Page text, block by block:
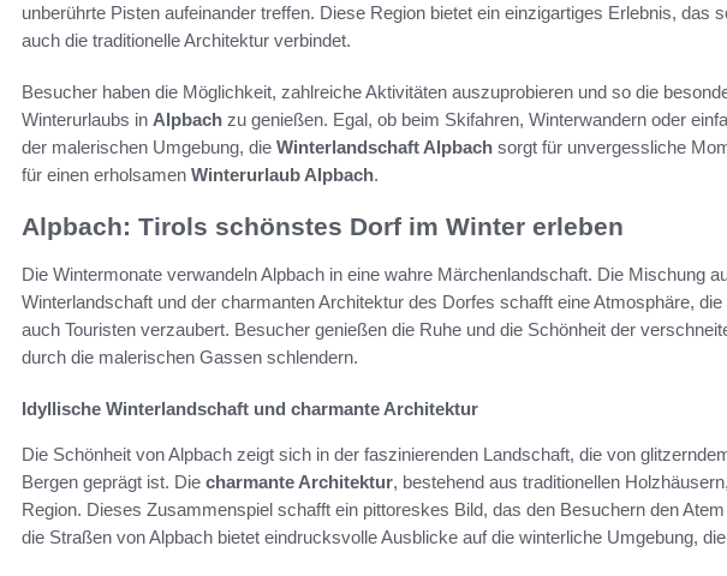
unberührte Pisten aufeinander treffen. Diese Region bietet ein einzigartiges Erlebnis, das
auch die traditionelle Architektur verbindet.
Besucher haben die Möglichkeit, zahlreiche Aktivitäten auszuprobieren und so die
Winterurlaubs in Alpbach zu genießen. Egal, ob beim Skifahren, Winterwandern oder
der malerischen Umgebung, die Winterlandschaft Alpbach sorgt für unvergessliche
für einen erholsamen Winterurlaub Alpbach.
Alpbach: Tirols schönstes Dorf im Winter erleben
Die Wintermonate verwandeln Alpbach in eine wahre Märchenlandschaft. Die Mischung
Winterlandschaft und der charmanten Architektur des Dorfes schafft eine Atmosphäre,
auch Touristen verzaubert. Besucher genießen die Ruhe und die Schönheit der
durch die malerischen Gassen schlendern.
Idyllische Winterlandschaft und charmante Architektur
Die Schönheit von Alpbach zeigt sich in der faszinierenden Landschaft, die von
Bergen geprägt ist. Die charmante Architektur, bestehend aus traditionellen
Region. Dieses Zusammenspiel schafft ein pittoreskes Bild, das den Besuchern den
die Straßen von Alpbach bietet eindrucksvolle Ausblicke auf die winterliche Umgebung,